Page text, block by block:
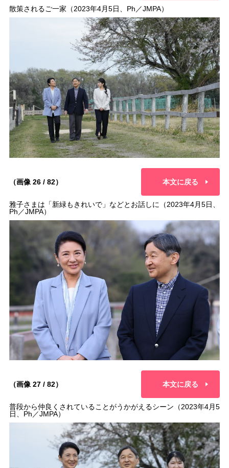
散策されるご一家（2023年4月5日、Ph／JMPA）
（画像 26 / 82） 本文に戻る
雅子さまは「新緑もきれいで」などとお話しに（2023年4月5日、
Ph／JMPA）
（画像 27 / 82） 本文に戻る
普段から仲良くされていることがうかがえるシーン（2023年4月5
日、Ph／JMPA）